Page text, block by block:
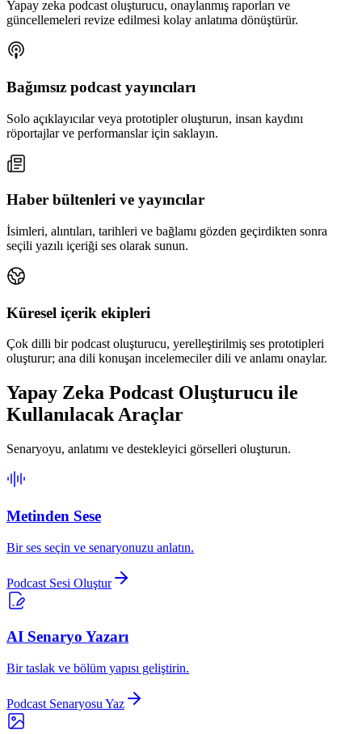
Yapay zeka podcast oluşturucu, onaylanmış raporları ve
güncellemeleri revize edilmesi kolay anlatıma dönüştürür.
Bağımsız podcast yayıncıları
Solo açıklayıcılar veya prototipler oluşturun, insan kaydını
röportajlar ve performanslar için saklayın.
Haber bültenleri ve yayıncılar
İsimleri, alıntıları, tarihleri ve bağlamı gözden geçirdikten sonra
seçili yazılı içeriği ses olarak sunun.
Küresel içerik ekipleri
Çok dilli bir podcast oluşturucu, yerelleştirilmiş ses prototipleri
oluşturur; ana dili konuşan incelemeciler dili ve anlamı onaylar.
Yapay Zeka Podcast Oluşturucu ile
Kullanılacak Araçlar
Senaryoyu, anlatımı ve destekleyici görselleri oluşturun.
Metinden Sese
Bir ses seçin ve senaryonuzu anlatın.
Podcast Sesi Oluştur
AI Senaryo Yazarı
Bir taslak ve bölüm yapısı geliştirin.
Podcast Senaryosu Yaz